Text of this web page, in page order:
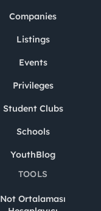
Companies
Listings
Events
Privileges
Student Clubs
Schools
YouthBlog
TOOLS
Not Ortalaması